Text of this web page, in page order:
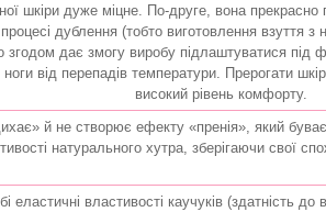
шкіри дуже міцне. По-друге, вона прекрасно
дублення (тобто виготовлення взуття з
дає змогу виробу підлаштуватися під
від перепадів температури. Прерогати
високий рівень комфорту.
й не створює ефекту «пренія», який
натурального хутра, зберігаючи свої
еластичні властивості каучуків (здатність